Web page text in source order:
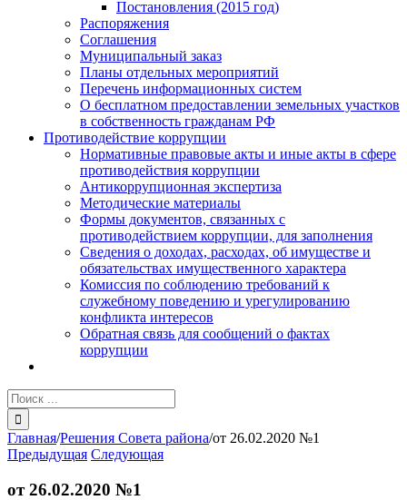
Постановления (2015 год)
Распоряжения
Соглашения
Муниципальный заказ
Планы отдельных мероприятий
Перечень информационных систем
О бесплатном предоставлении земельных участков
в собственность гражданам РФ
Противодействие коррупции
Нормативные правовые акты и иные акты в сфере
противодействия коррупции
Антикоррупционная экспертиза
Методические материалы
Формы документов, связанных с
противодействием коррупции, для заполнения
Сведения о доходах, расходах, об имуществе и
обязательствах имущественного характера
Комиссия по соблюдению требований к
служебному поведению и урегулированию
конфликта интересов
Обратная связь для сообщений о фактах
коррупции
Результат
поиска:
Главная/Решения Совета района/от 26.02.2020 №1
Предыдущая Следующая
от 26.02.2020 №1